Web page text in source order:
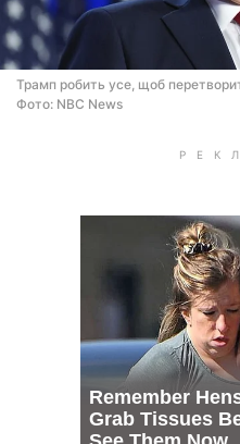
Трамп робить усе, щоб
Фото: NBC News